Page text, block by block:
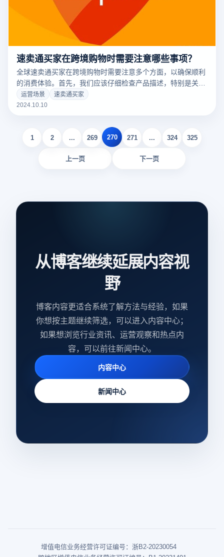
速卖通买家在跨境购物时需要注意哪些事项？
全球速卖通买家在跨境购物时需要注意多个方面，以确保顺利
的消费体验。首先，我们应该仔细检查产品描述，特别是关键
信息，如尺寸、材料和功能，以避免信息误读造成的购买错
误。其次，选择诚信经营的企业，检查其他买家的评价，确保
和估计到达时间。由于国际运输时间长，可能会产生额外的关
税或增值税费用。此外，客户应熟悉全球速卖通的退款和售后
政策，以确保他们能够及时维护自己的权利。
运营场景
速卖通买家
2024.10.10
上一页
1 2 ... 269 270 271 ... 324 325
下一页
从博客继续延展内容视
野
博客内容更适合系统了解方法与经验，如果
你想按主题继续筛选，可以进入内容中心；
如果想浏览行业资讯、运营观察和热点内
容，可以前往新闻中心。
内容中心
新闻中心
增值电信业务经营许可证编号：浙B2-20230054